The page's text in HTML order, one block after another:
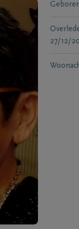
27/12/